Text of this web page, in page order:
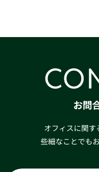
お問
オフィスに関
些細なことでも